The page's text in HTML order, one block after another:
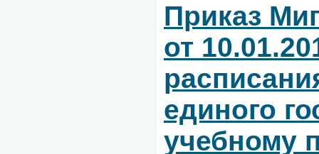
Приказ
от
единого
учебному